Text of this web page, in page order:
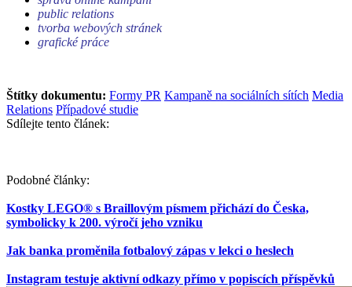
public relations
tvorba webových stránek
grafické práce
Štítky dokumentu: Formy PR Kampaně na sociálních sítích Media
Relations Případové studie
Sdílejte tento článek:
Podobné články:
Kostky LEGO® s Braillovým písmem přichází do Česka,
symbolicky k 200. výročí jeho vzniku
Jak banka proměnila fotbalový zápas v lekci o heslech
Instagram testuje aktivní odkazy přímo v popiscích příspěvků